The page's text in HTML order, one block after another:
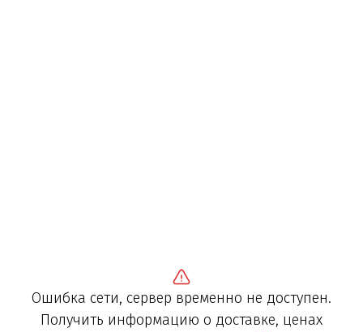
Ошибка сети, сервер временно не доступен.
Получить информацию о доставке, ценах